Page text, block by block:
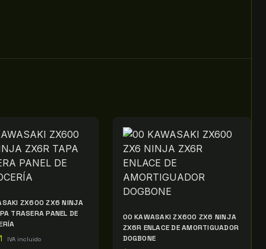
ZX600 ZX6 NINJA
TRASERA PANEL DE
IVA incluido
00 KAWASAKI ZX600 ZX6 NINJA
ZX6R ENLACE DE AMORTIGUADOR
DOGBONE